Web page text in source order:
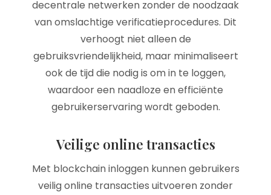
decentrale netwerken zonder de noodzaak
van omslachtige verificatieprocedures. Dit
verhoogt niet alleen de
gebruiksvriendelijkheid, maar minimaliseert
ook de tijd die nodig is om in te loggen,
waardoor een naadloze en efficiënte
gebruikerservaring wordt geboden.
Veilige online transacties
Met blockchain inloggen kunnen gebruikers
veilig online transacties uitvoeren zonder